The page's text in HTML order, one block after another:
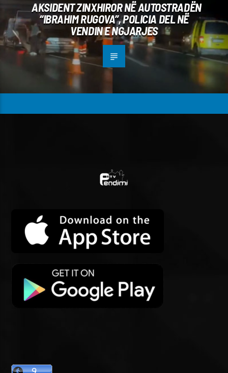
AKSIDENT ZINXHIROR NË AUTOSTRADËN
“IBRAHIM RUGOVA”, POLICIA DEL NË
VENDIN E NGJARJES